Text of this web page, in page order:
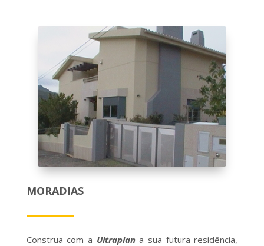
MORADIAS
Construa com a Ultraplan a sua futura residência,